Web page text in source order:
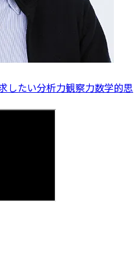
したい分析力観察力数学的思